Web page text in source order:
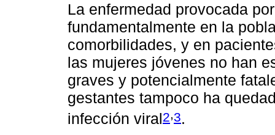
La enfermedad provocada
fundamentalmente en la
comorbilidades, y en
las mujeres jóvenes no han
graves y potencialmente
gestantes tampoco ha
infección viral2,3.